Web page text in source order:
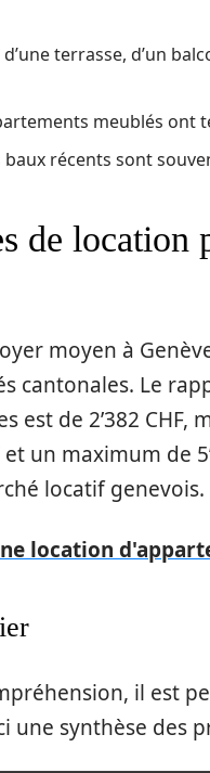
terrasse, d’un
meublés ont
baux récents sont
de location
moyen à
cantonales. Le
est de 2’382
et un maximum de
locatif genevois.
location
il est
une synthèse des